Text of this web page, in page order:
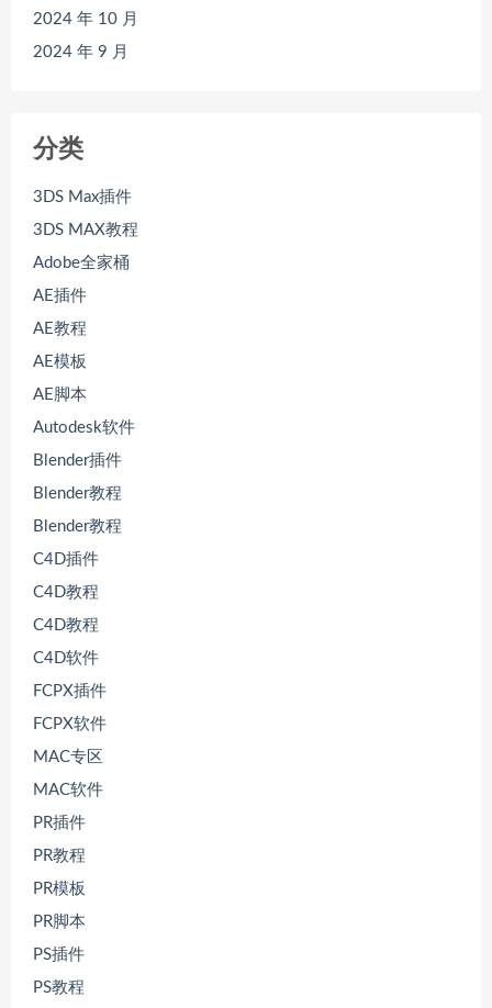
2024 年 10 月
2024 年 9 月
分类
3DS Max插件
3DS MAX教程
Adobe全家桶
AE插件
AE教程
AE模板
AE脚本
Autodesk软件
Blender插件
Blender教程
Blender教程
C4D插件
C4D教程
C4D教程
C4D软件
FCPX插件
FCPX软件
MAC专区
MAC软件
PR插件
PR教程
PR模板
PR脚本
PS插件
PS教程